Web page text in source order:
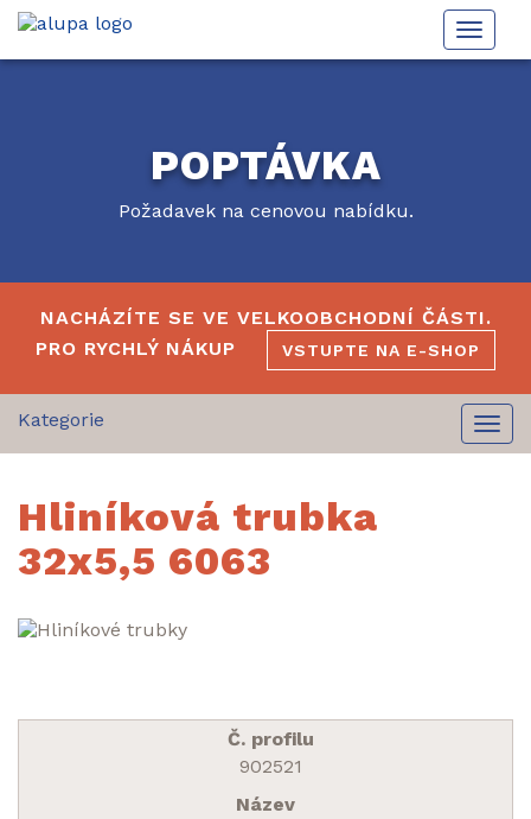
Toggle
POPTÁVKA
Požadavek na cenovou nabídku.
NACHÁZÍTE SE VE VELKOOBCHODNÍ ČÁSTI.
PRO RYCHLÝ NÁKUP
VSTUPTE NA E-SHOP
Hliníková trubka
32x5,5 6063
902521